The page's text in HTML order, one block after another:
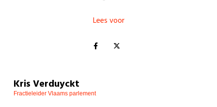
Consumentenbescherming
Pensioenen
Vacatures
Mis niets
Doe mee
Lees voor
Kris Verduyckt
Fractieleider Vlaams parlement